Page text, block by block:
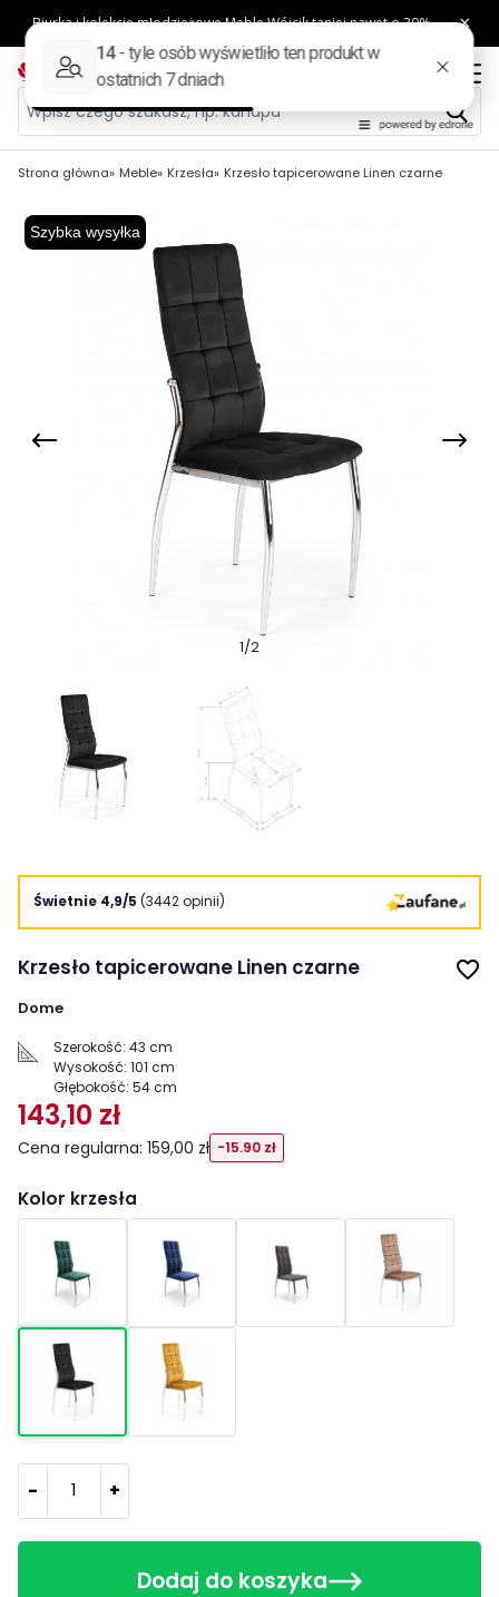
Strona główna Meble Krzesła Krzesło tapicerowane Linen czarne
Szybka wysyłka
1/2
Świetnie 4,9/5 (3442 opinii)
Krzesło tapicerowane Linen czarne favorite_border
Dome
Szerokość: 43 cm
Wysokość: 101 cm
Głębokość: 54 cm
143,10 zł
Cena regularna: 159,00 zł -15.90 zł
Kolor krzesła
- +
Dodaj do koszyka